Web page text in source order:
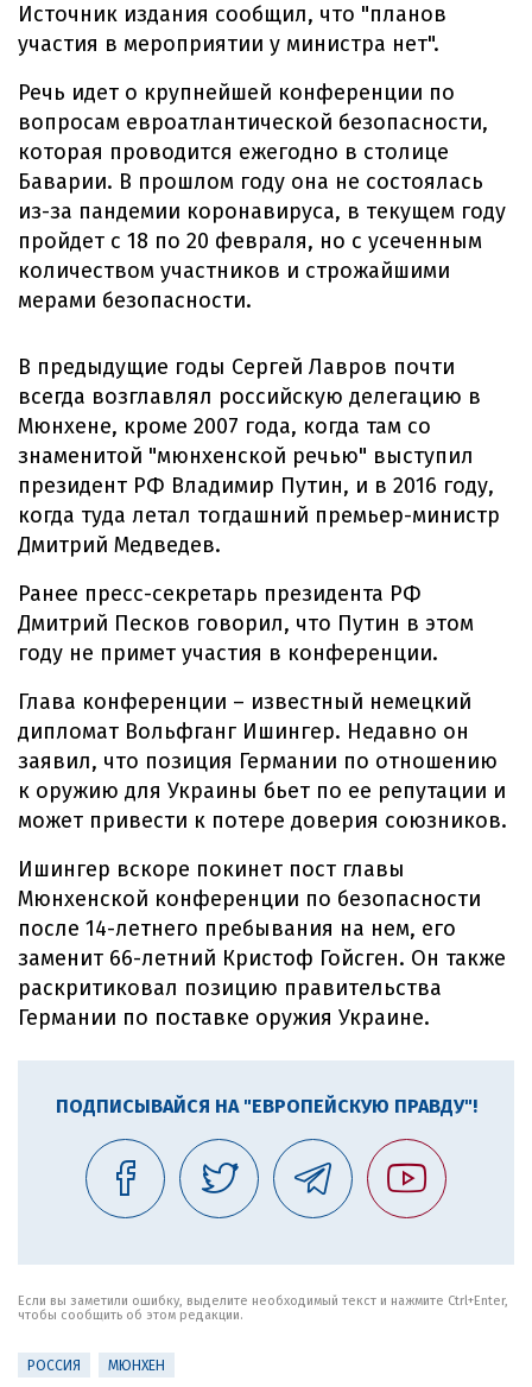
Источник издания сообщил, что "планов
участия в мероприятии у министра нет".
Речь идет о крупнейшей конференции по
вопросам евроатлантической безопасности,
которая проводится ежегодно в столице
Баварии. В прошлом году она не состоялась
из-за пандемии коронавируса, в текущем году
пройдет с 18 по 20 февраля, но с усеченным
количеством участников и строжайшими
мерами безопасности.
В предыдущие годы Сергей Лавров почти
всегда возглавлял российскую делегацию в
Мюнхене, кроме 2007 года, когда там со
знаменитой "мюнхенской речью" выступил
президент РФ Владимир Путин, и в 2016 году,
когда туда летал тогдашний премьер-министр
Дмитрий Медведев.
Ранее пресс-секретарь президента РФ
Дмитрий Песков говорил, что Путин в этом
году не примет участия в конференции.
Глава конференции – известный немецкий
дипломат Вольфганг Ишингер. Недавно он
заявил, что позиция Германии по отношению
к оружию для Украины бьет по ее репутации и
может привести к потере доверия союзников.
Ишингер вскоре покинет пост главы
Мюнхенской конференции по безопасности
после 14-летнего пребывания на нем, его
заменит 66-летний Кристоф Гойсген. Он также
раскритиковал позицию правительства
Германии по поставке оружия Украине.
ПОДПИСЫВАЙСЯ НА "ЕВРОПЕЙСКУЮ ПРАВДУ"!
Если вы заметили ошибку, выделите необходимый текст и нажмите Ctrl+Enter,
чтобы сообщить об этом редакции.
РОССИЯ МЮНХЕН